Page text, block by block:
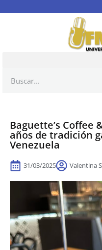
Baguette’s Coffee
años de tradición
Venezuela
31/03/2025 Valentina